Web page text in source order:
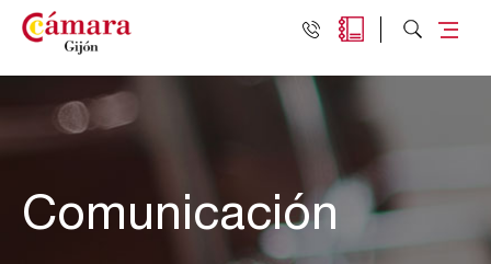
Comunicación